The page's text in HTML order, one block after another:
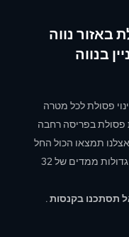
באזור נווה
בנווה
פסולת לכל מטרה
פסולת בפריסה רחבה
תמצאו הכול החל
מעגלות פינוי 4 קוב ועד מכולות פסולת גדולות ממדים של 32
תסתכנו בקנסות .